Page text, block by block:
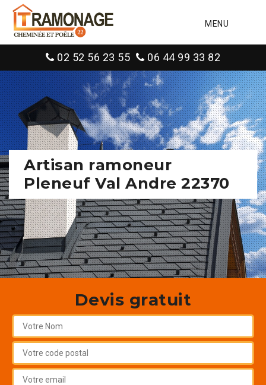
MENU
02 52 56 23 55 06 44 99 33 82
Artisan ramoneur
Pleneuf Val Andre 22370
Devis gratuit